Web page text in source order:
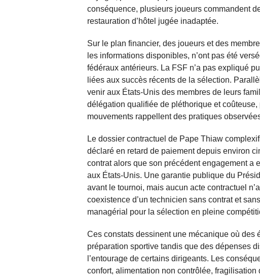
conséquence, plusieurs joueurs commandent
restauration d’hôtel jugée inadaptée.
Sur le plan financier, des joueurs et des
les informations disponibles, n’ont pas été
fédéraux antérieurs. La FSF n’a pas expliqué
liées aux succès récents de la sélection.
venir aux États-Unis des membres de leurs
délégation qualifiée de pléthorique et
mouvements rappellent des pratiques
Le dossier contractuel de Pape Thiaw
déclaré en retard de paiement depuis environ
contrat alors que son précédent engagement a
aux États-Unis. Une garantie publique du
avant le tournoi, mais aucun acte contractuel
coexistence d’un technicien sans contrat et
managérial pour la sélection en pleine
Ces constats dessinent une mécanique où des
préparation sportive tandis que des dépenses
l’entourage de certains dirigeants. Les
confort, alimentation non contrôlée,